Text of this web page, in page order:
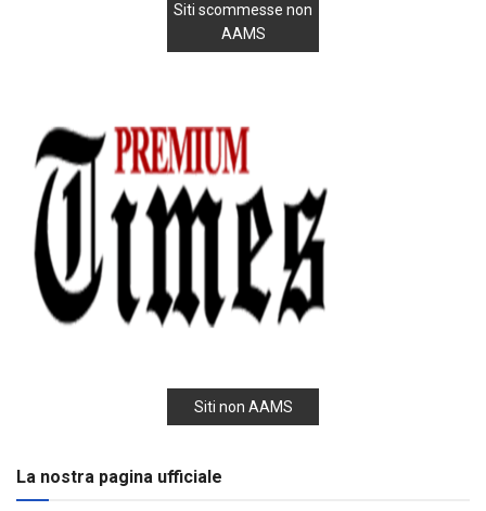
Siti scommesse non
AAMS
Siti non AAMS
La nostra pagina ufficiale